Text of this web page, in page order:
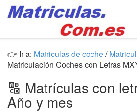
👉 Ir a: Matriculas de coche/
Matriculación Coches con Letras
🔠 Matrículas con
Año y mes